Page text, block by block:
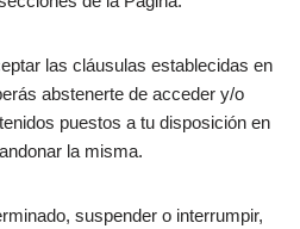
las cláusulas establecidas en
abstenerte de acceder y/o
puestos a tu disposición en
la misma.
suspender o interrumpir,